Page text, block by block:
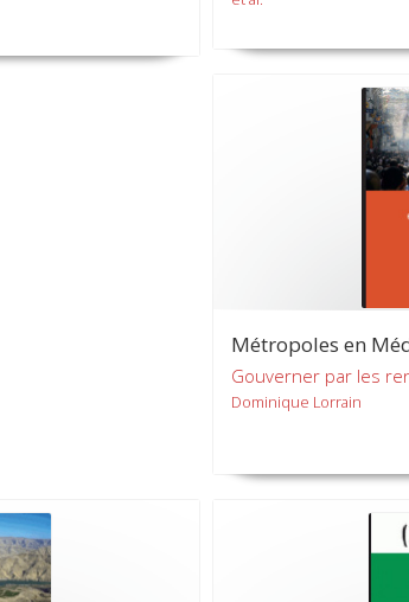
Métropoles en
Gouverner par les
Dominique Lorrain